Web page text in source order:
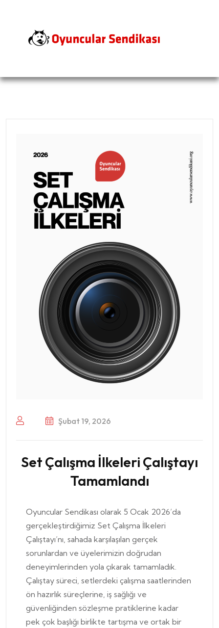
Şubat 19, 2026
Set Çalışma İlkeleri Çalıştayı
Tamamlandı
Oyuncular Sendikası olarak 5 Ocak 2026’da
gerçekleştirdiğimiz Set Çalışma İlkeleri
Çalıştayı’nı, sahada karşılaşılan gerçek
sorunlardan ve üyelerimizin doğrudan
deneyimlerinden yola çıkarak tamamladık.
Çalıştay süreci, setlerdeki çalışma saatlerinden
ön hazırlık süreçlerine, iş sağlığı ve
güvenliğinden sözleşme pratiklerine kadar
pek çok başlığı birlikte tartışma ve ortak bir